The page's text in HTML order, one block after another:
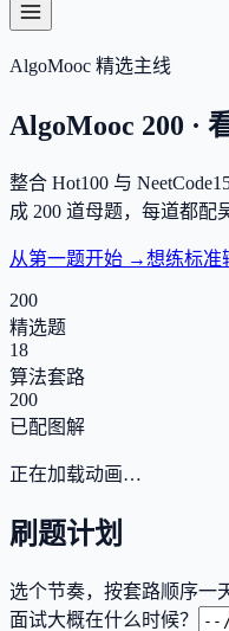
AlgoMooc 精选主线
AlgoMooc 200 ·
整合 Hot100 与
成 200 道母题，每道都配
从第一题开始 →想练标准
200
精选题
18
算法套路
200
已配图解
正在加载动画…
刷题计划
选个节奏，按套路顺序一
面试大概在什么时候？